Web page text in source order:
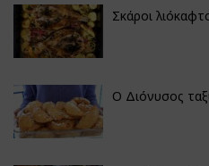
Σκάροι
Ο Διόνυσος